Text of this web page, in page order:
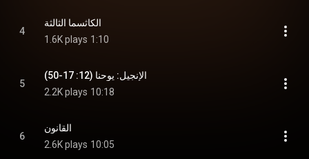
4
الكاثسما الثالثة
1.6K plays 1:10
5
الإنجيل: يوحنا (12: 17-50)
2.2K plays 10:18
6
القانون
2.6K plays 10:05